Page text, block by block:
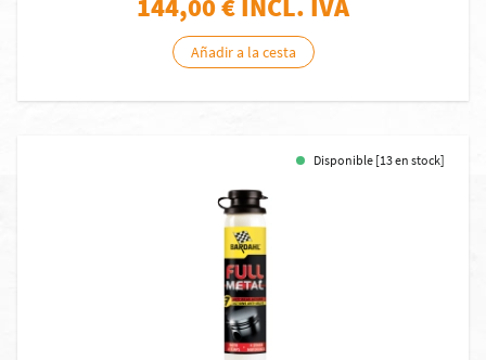
144,00€ INCL. IVA
Añadir a la cesta
Disponible [13 en stock]